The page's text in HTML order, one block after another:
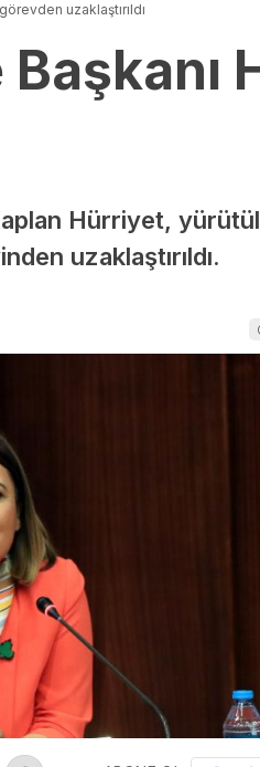
uzaklaştırıldı
Hürriyet,
uzaklaştırıldı.